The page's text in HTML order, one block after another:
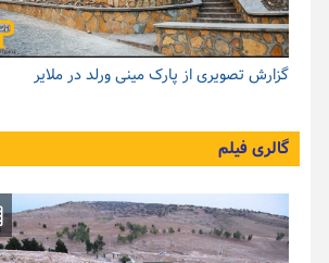
گزارش تصویری از پارک مینی ورلد در ملایر
گالری فیلم